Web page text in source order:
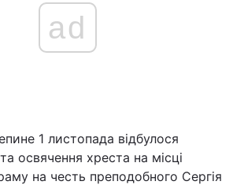
ad
1 листопада відбулося
освячення хреста на місці
на честь преподобного Сергія